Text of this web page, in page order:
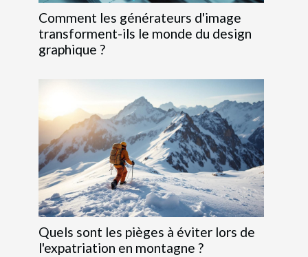
Comment les générateurs d'image
transforment-ils le monde du design
graphique ?
Quels sont les pièges à éviter lors de
l'expatriation en montagne ?